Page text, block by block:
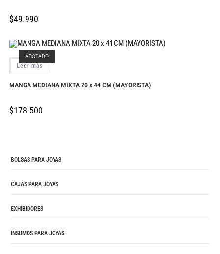
$49.990
AGOTADO
Leer más
MANGA MEDIANA MIXTA 20 x 44 CM (MAYORISTA)
$178.500
BOLSAS PARA JOYAS
CAJAS PARA JOYAS
EXHIBIDORES
INSUMOS PARA JOYAS